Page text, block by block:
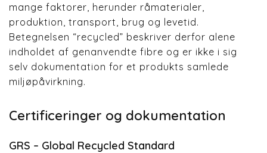
mange faktorer, herunder råmaterialer,
produktion, transport, brug og levetid.
Betegnelsen “recycled” beskriver derfor alene
indholdet af genanvendte fibre og er ikke i sig
selv dokumentation for et produkts samlede
miljøpåvirkning.
Certificeringer og dokumentation
GRS – Global Recycled Standard